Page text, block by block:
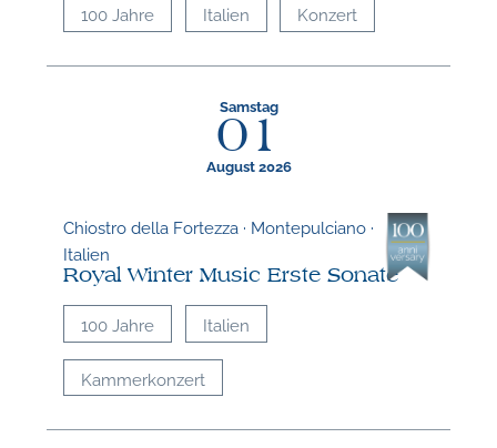
100 Jahre Italien Konzert
Samstag
01
August 2026
Chiostro della Fortezza · Montepulciano ·
Italien
Royal Winter Music Erste Sonate
100 Jahre Italien
Kammerkonzert